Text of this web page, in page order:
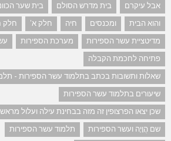
אבל עיקרם בית מדרש הסולם בית שער
והוא הבית
ומכנסים חיה חלק א' חלק
מדיטציית עשר הספירות
מערכת הספירות
פתיחה לחכמת הקבלה
שאלות ותשובות בכתב בתלמוד עשר הספירות -
שיעורים בתלמוד עשר הספירות
שכן יצאו הפרצופין זה מזה בבחינת עילה ועלול
שם הֲוָיָה ועשר הספירות
תלמוד עשר הספירות